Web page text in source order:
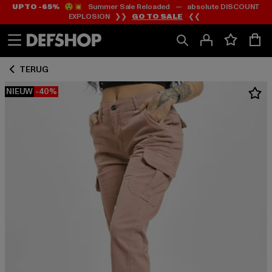
Ga
naar
Ga
naar
UP TO -65%😲💥 Summer Sale Reloaded — absolute DISCOUNT
EXPLOSION ❯❯ GO TO SALE ❮❮
TERUG
NIEUW -40%